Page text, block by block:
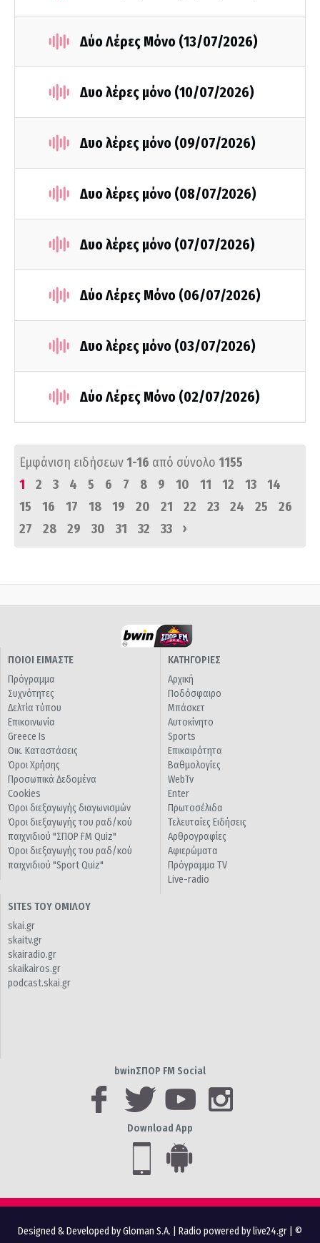
Δύο Λέρες Μόνο (13/07/2026)
Δυο λέρες μόνο (10/07/2026)
Δυο λέρες μόνο (09/07/2026)
Δυο λέρες μόνο (08/07/2026)
Δυο λέρες μόνο (07/07/2026)
Δύο Λέρες Μόνο (06/07/2026)
Δυο λέρες μόνο (03/07/2026)
Δύο Λέρες Μόνο (02/07/2026)
Εμφάνιση ειδήσεων1-16 από σύνολο 1155
1
2 3 4 5 6 7 8 9 10 11 12 13
14
15
16 17 18 19 20 21 22 23 24 25
26
27
28 29 30 31 32 33 ›
ΠΟΙΟΙ ΕΙΜΑΣΤΕ
Πρόγραμμα
Συχνότητες
Δελτία τύπου
Επικοινωνία
Greece Is
Οικ. Καταστάσεις
Όροι Χρήσης
Προσωπικά Δεδομένα
Cookies
Όροι διεξαγωγής διαγωνισμών
Όροι διεξαγωγής του ραδ/κού
παιχνιδιού "ΣΠΟΡ FM Quiz"
Όροι διεξαγωγής του ραδ/κού
παιχνιδιού "Sport Quiz"
ΚΑΤΗΓΟΡΙΕΣ
Αρχική
Ποδόσφαιρο
Μπάσκετ
Αυτοκίνητο
Sports
Επικαιρότητα
Βαθμολογίες
WebTv
Enter
Πρωτοσέλιδα
Τελευταίες Ειδήσεις
Αρθρογραφίες
Αφιερώματα
Πρόγραμμα TV
Live-radio
SITES ΤΟΥ ΟΜΙΛΟΥ
skai.gr
skaitv.gr
skairadio.gr
skaikairos.gr
podcast.skai.gr
bwinΣΠΟΡ FM Social
Download App
Designed & Developed by Gloman S.A. Radio powered by live24.gr | ©